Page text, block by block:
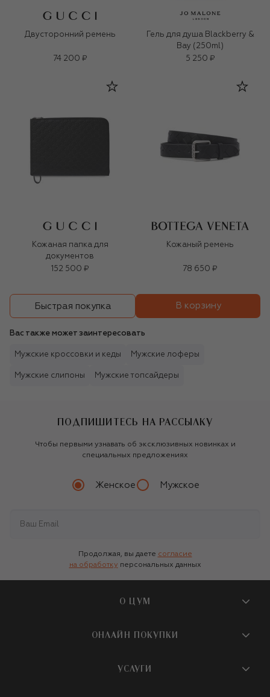
Двусторонний ремень
74 200 ₽
Гель для душа Blackberry &
Bay (250ml)
5 250 ₽
Кожаная папка для
документов
152 500 ₽
Кожаный ремень
78 650 ₽
Быстрая покупка В корзину
Вас также может заинтересовать
Мужские кроссовки и кеды Мужские лоферы
Мужские слипоны Мужские топсайдеры
ПОДПИШИТЕСЬ НА РАССЫЛКУ
Чтобы первыми узнавать об эксклюзивных новинках и
специальных предложениях
Женское Мужское
Продолжая, вы даете согласие
на обработку персональных данных
О ЦУМ
О магазине
Бутики и ПВЗ ЦУМ
ОНЛАЙН ПОКУПКИ
УСЛУГИ